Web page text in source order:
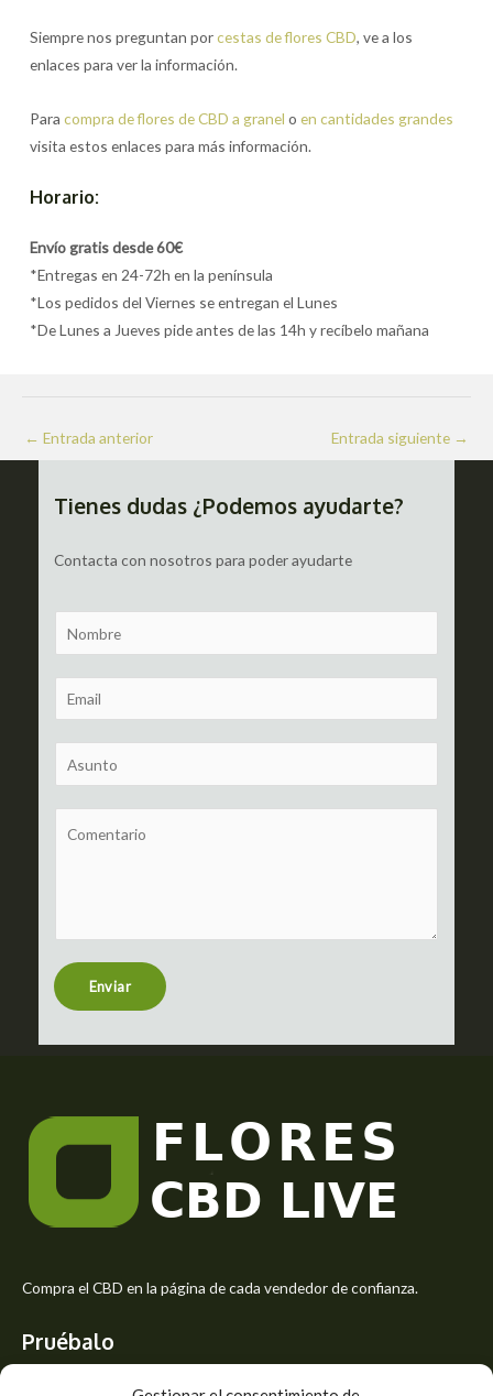
Siempre nos preguntan porcestas de flores CBD, ve a los
enlaces para ver la información.
Paracompra de flores de CBD a granel oen cantidades grandes
visita estos enlaces para más información.
Horario:
Envío gratis desde 60€
*Entregas en 24-72h en la península
*Los pedidos del Viernes se entregan el Lunes
*De Lunes a Jueves pide antes de las 14h y recíbelo mañana
Navegación
de
← Entrada anterior Entrada siguiente →
Tienes dudas ¿Podemos ayudarte?
Contacta con nosotros para poder ayudarte
a
m
m
a
u
b
t
r
s
e
Enviar
Compra el CBD en la página de cada vendedor de confianza.
Pruébalo
Siente el mejor aroma de las flores CBD y usa los beneficios del